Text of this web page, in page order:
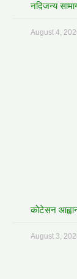
नदिजन्य
August 4,
कोटेसन
August 3,